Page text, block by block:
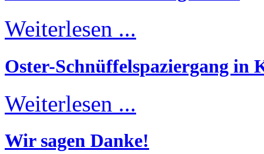
Weiterlesen ...
Oster-Schnüffelspaziergang in
Weiterlesen ...
Wir sagen Danke!